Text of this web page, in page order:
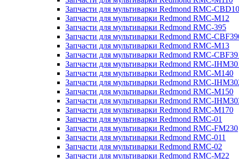
Запчасти для мультиварки Redmond RMC-
Запчасти для мультиварки Redmond RMC-M12
Запчасти для мультиварки Redmond RMC-395
Запчасти для мультиварки Redmond RMC-
Запчасти для мультиварки Redmond RMC-M13
Запчасти для мультиварки Redmond RMC-
Запчасти для мультиварки Redmond RMC-
Запчасти для мультиварки Redmond RMC-M140
Запчасти для мультиварки Redmond RMC-
Запчасти для мультиварки Redmond RMC-M150
Запчасти для мультиварки Redmond RMC-
Запчасти для мультиварки Redmond RMC-M170
Запчасти для мультиварки Redmond RMC-01
Запчасти для мультиварки Redmond RMC-FM230
Запчасти для мультиварки Redmond RMC-011
Запчасти для мультиварки Redmond RMC-02
Запчасти для мультиварки Redmond RMC-M22